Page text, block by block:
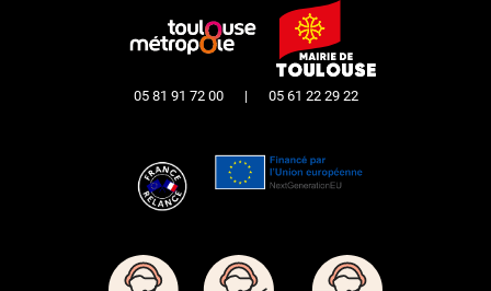
05 81 91 72 00 | 05 61 22 29 22